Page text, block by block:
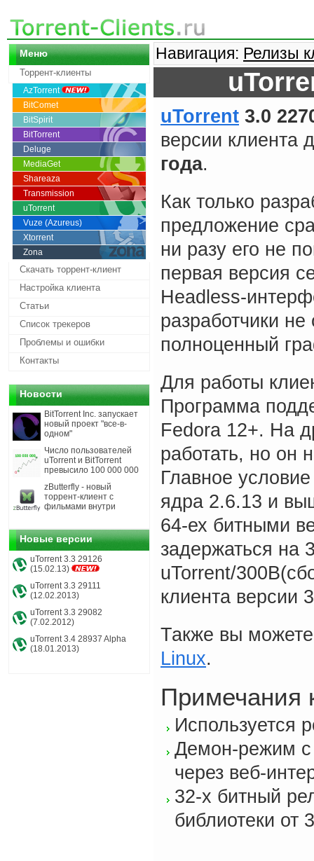
Меню
Торрент-клиенты
AzTorrent
BitComet
BitSpirit
BitTorrent
Deluge
MediaGet
Shareaza
Transmission
uTorrent
Vuze (Azureus)
Xtorrent
Zona
Скачать торрент-клиент
Настройка клиента
Статьи
Список трекеров
Проблемы и ошибки
Контакты
Новости
BitTorrent Inc. запускает
новый проект "все-в-
одном"
Число пользователей
uTorrent и BitTorrent
превысило 100 000 000
zButterfly - новый
торрент-клиент с
фильмами внутри
Новые версии
uTorrent 3.3 29126
(15.02.13)
uTorrent 3.3 29111
(12.02.2013)
uTorrent 3.3 29082
(7.02.2012)
uTorrent 3.4 28937 Alpha
(18.01.2013)
Навигация: Релизы
uTorrent 3.0
версии клиента
года.
Как только
предложение
ни разу его не
первая версия
Headless-
разработчики
полноценный
Для работы
Программа
Fedora 12+. На
работать, но он
Главное
ядра 2.6.13 и
64-ех битными
задержаться на
uTorrent/
клиента версии
Также вы
Linux.
Примечания
Используется
Демон-режим с
через веб-
32-х битный
библиотеки от